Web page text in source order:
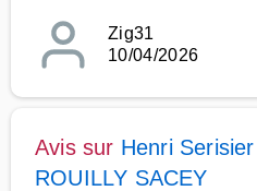
Zig31
10/04/2026
Avis sur Henri Serisier
ROUILLY SACEY